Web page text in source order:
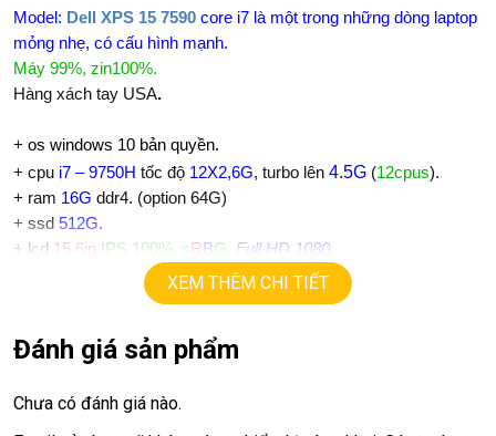
Model: Dell XPS 15 7590 core i7 là một trong những dòng laptop
mỏng nhẹ, có cấu hình mạnh.
Máy 99%, zin100%.
Hàng xách tay USA.
+ os windows 10 bản quyền.
+ cpu i7 – 9750H tốc độ 12X2,6G, turbo lên 4.5G (12cpus).
+ ram 16G ddr4. (option 64G)
+ ssd 512G.
+ lcd 15,6in IPS 100%, sRBG,
Full HD 1080.
==> Vga intel UHD630.
+USB type C, usb 3.0, webcam, HDMI.
+ Pin 8h-10h
XEM THÊM CHI TIẾT
Đánh giá sản phẩm
Chưa có đánh giá nào.